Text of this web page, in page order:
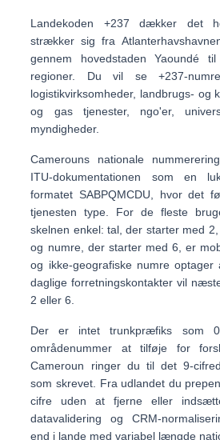
Landekoden +237 dækker det
strækker sig fra
gennem hovedstaden Yaoundé
regioner. Du vil se +237-
logistikvirksomheder, landbrugs- og
og gas tjenester, ngo'er,
myndigheder.
Camerouns nationale
ITU-dokumentationen som en
formatet SABPQMCDU , hvor det
tjenesten type. For de fleste
skelnen enkel:tal, der starter med
og numre, der starter med 6, er
og ikke-geografiske numre optager
daglige forretningskontakter vil
2 eller 6.
Der er intet trunkpræfiks som 0
områdenummer at tilføje for
Cameroun ringer du til det 9-
som skrevet. Fra udlandet du
cifre uden at fjerne eller
datavalidering og CRM-
end i lande med variabel længde